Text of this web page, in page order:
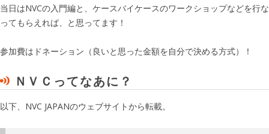
当日はNVCの入門編と、ケースバイケースのワークショップなどを行な
ってもらえれば、と思ってます！
参加費はドネーション（良いと思った金額を自分で決める方式）！
ＮＶＣってなあに？
以下、NVC JAPANのウェブサイトから転載。